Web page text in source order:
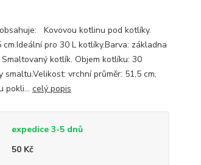
Kovovou kotlinu pod kotlíky.
pro 30 L kotlíky.Barva: základna
kotlík. Objem kotlíku: 30
smaltu.Velikost: vrchní průměr: 51,5 cm,
pokli... celý popis
expedice 3-5 dnů
50 Kč